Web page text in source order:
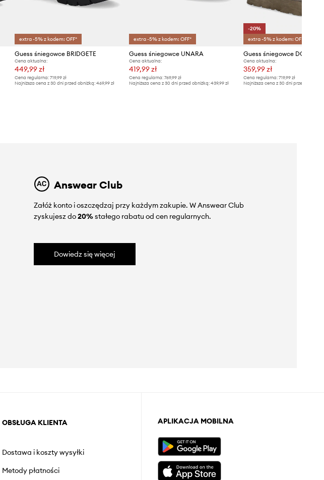
extra -5% z kodem: OFF*
Guess śniegowce BRIDGETE
Cena aktualna:
449,99 zł
Cena regularna: 719,99 zł
Najniższa cena z 30 dni przed obniżką: 469,99 zł
extra -5% z kodem: OFF*
Guess śniegowce UNARA
Cena aktualna:
419,99 zł
Cena regularna:769,99 zł
Najniższa cena z 30 dni przed obniżką:439,99 zł
-20%
extra -5% z kodem: OFF*
Guess śniegowce DOLSAY2
Cena aktualna:
359,99 zł
Cena regularna: 719,99 zł
Najniższa cena z 30 dni przed obniżką:
Answear Club
Załóż konto i oszczędzaj przy każdym zakupie. W Answear Club
zyskujesz do20%stałego rabatu od cen regularnych.
Dowiedz się więcej
OBSŁUGA KLIENTA
Dostawa i koszty wysyłki
Metody płatności
APLIKACJA MOBILNA